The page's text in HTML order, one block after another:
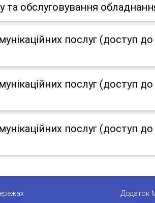
обслуговування
послуг (доступ до
послуг (доступ до
послуг (доступ до
Додаток